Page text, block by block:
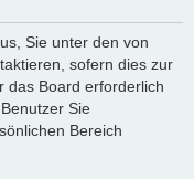
Sie unter den von
sofern dies zur
das Board erforderlich
Sie
Bereich